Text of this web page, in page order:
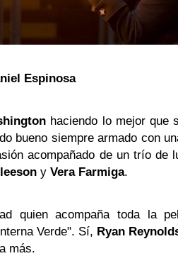
Espinosa
haciendo lo mejor que
bueno siempre armado con
acompañado de un trío de
y Vera Farmiga.
quien acompaña toda la
Verde". Sí, Ryan
más.